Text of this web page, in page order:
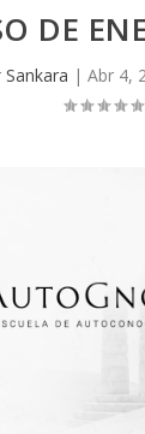
DE
Sankara | Abr 4,